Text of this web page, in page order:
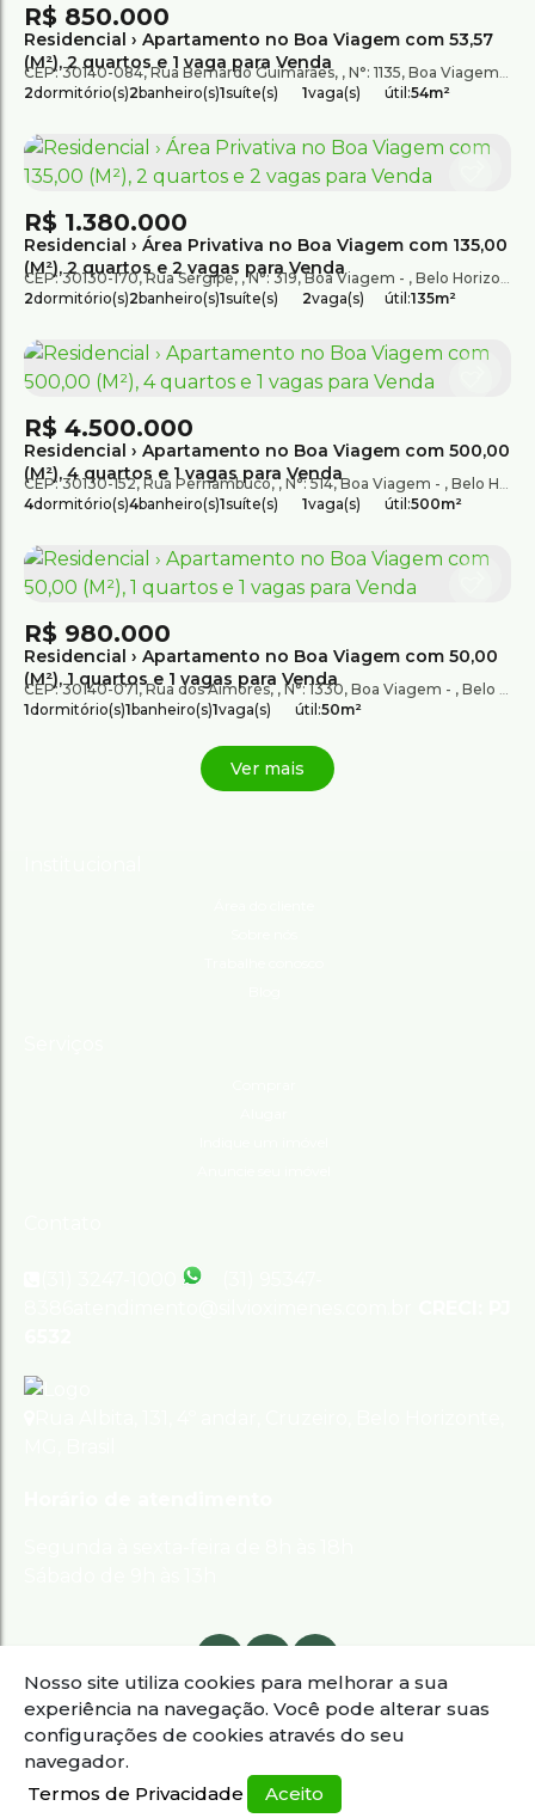
Nosso site utiliza cookies para melhorar a sua
experiência na navegação. Você pode alterar suas
configurações de cookies através do seu
navegador.
Termos de Privacidade
Aceito
Residencial › Apartamento no Boa Viagem com 53,57
(M²), 2 quartos e 1 vaga para Venda
R$ 850.000
CEP: 30140-084,Rua Bernardo Guimarães , N°: 1135, Boa Viagem
2dormitório(s)2banheiro(s)1suíte(s) 1vaga(s) útil:54m²
Residencial › Área Privativa no Boa Viagem com 135,00
(M²), 2 quartos e 2 vagas para Venda
R$ 1.380.000
CEP: 30130-170,Rua Sergipe ,N°:319,Boa Viagem , Belo Horizonte
2dormitório(s)2banheiro(s)1suíte(s) 2vaga(s) útil:135m²
Residencial › Apartamento no Boa Viagem com 500,00
(M²), 4 quartos e 1 vagas para Venda
R$ 4.500.000
CEP: 30130-152,Rua Pernambuco , N°:514,Boa Viagem , Belo Horizonte
4dormitório(s)4banheiro(s)1suíte(s) 1vaga(s) útil:500m²
Residencial › Apartamento no Boa Viagem com 50,00
(M²), 1 quartos e 1 vagas para Venda
R$ 980.000
CEP: 30140-071,Rua dos Aimorés , N°:1330, Boa Viagem , Belo Horizonte
1dormitório(s)1banheiro(s)1vaga(s) útil:50m²